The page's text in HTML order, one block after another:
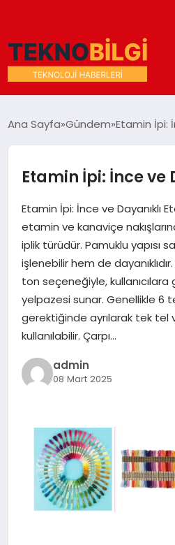
DÜNYA
EĞITIM
EKONOMI
MAGAZIN
SAĞLIK
SIYASET
SPOR
YAŞAM
Ana Sayfa Gündem Etamin İpi:
Etamin İpi: İnce ve
Etamin İpi: İnce ve Dayanıklı
etamin ve kanaviçe
iplik türüdür. Pamuklu yapısı
işlenebilir hem de
ton seçeneğiyle, kullanıcılara
yelpazesi sunar. Genellikle 6
gerektiğinde ayrılarak tek tel
kullanılabilir. Çarpı…
admin
08 Mart 2025